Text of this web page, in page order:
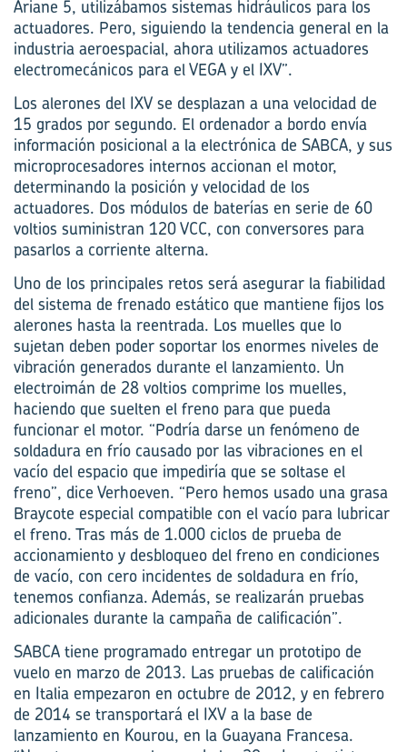
Ariane 5, utilizábamos sistemas hidráulicos para los
actuadores. Pero, siguiendo la tendencia general en la
industria aeroespacial, ahora utilizamos actuadores
electromecánicos para el VEGA y el IXV”.
Los alerones del IXV se desplazan a una velocidad de
15 grados por segundo. El ordenador a bordo envía
información posicional a la electrónica de SABCA, y sus
microprocesadores internos accionan el motor,
determinando la posición y velocidad de los
actuadores. Dos módulos de baterías en serie de 60
voltios suministran 120 VCC, con conversores para
pasarlos a corriente alterna.
Uno de los principales retos será asegurar la fiabilidad
del sistema de frenado estático que mantiene fijos los
alerones hasta la reentrada. Los muelles que lo
sujetan deben poder soportar los enormes niveles de
vibración generados durante el lanzamiento. Un
electroimán de 28 voltios comprime los muelles,
haciendo que suelten el freno para que pueda
funcionar el motor. “Podría darse un fenómeno de
soldadura en frío causado por las vibraciones en el
vacío del espacio que impediría que se soltase el
freno”, dice Verhoeven. “Pero hemos usado una grasa
Braycote especial compatible con el vacío para lubricar
el freno. Tras más de 1.000 ciclos de prueba de
accionamiento y desbloqueo del freno en condiciones
de vacío, con cero incidentes de soldadura en frío,
tenemos confianza. Además, se realizarán pruebas
adicionales durante la campaña de calificación”.
SABCA tiene programado entregar un prototipo de
vuelo en marzo de 2013. Las pruebas de calificación
en Italia empezaron en octubre de 2012, y en febrero
de 2014 se transportará el IXV a la base de
lanzamiento en Kourou, en la Guayana Francesa.